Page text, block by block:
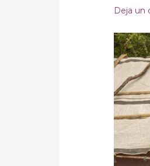
Deja un